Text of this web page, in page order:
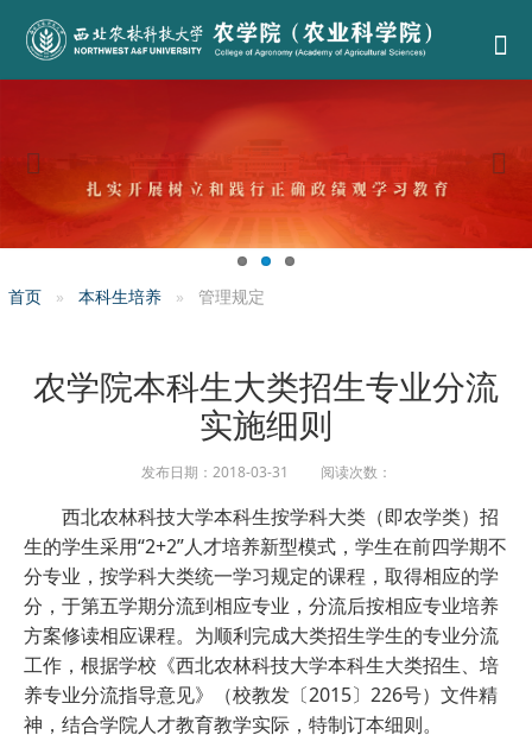
首页 本科生培养 管理规定
农学院本科生大类招生专业分流
实施细则
发布日期：2018-03-31 阅读次数：
西北农林科技大学本科生按学科大类（即农学类）招
生的学生采用“2+2”人才培养新型模式，学生在前四学期不
分专业，按学科大类统一学习规定的课程，取得相应的学
分，于第五学期分流到相应专业，分流后按相应专业培养
方案修读相应课程。为顺利完成大类招生学生的专业分流
工作，根据学校《西北农林科技大学本科生大类招生、培
养专业分流指导意见》（校教发〔2015〕226号）文件精
神，结合学院人才教育教学实际，特制订本细则。